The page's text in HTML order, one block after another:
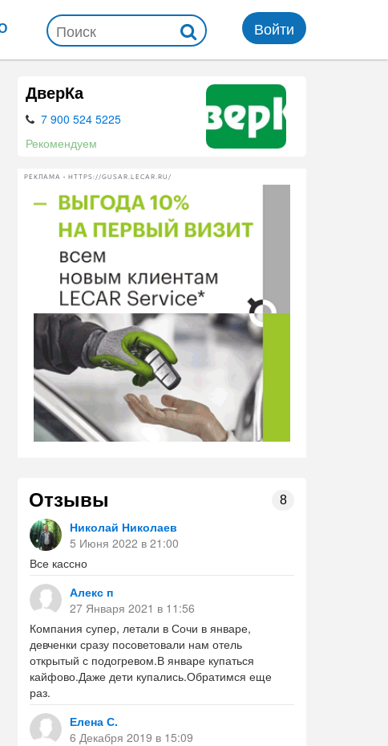
Войти
ДверКа
7 900 524 5225
Рекомендуем
РЕКЛАМА • HTTPS://GUSAR.LECAR.RU/
Отзывы 8
Николай Николаев
5 Июня 2022 в 21:00
Все кассно
Алекс п
27 Января 2021 в 11:56
Компания супер, летали в Сочи в январе,
девченки сразу посоветовали нам отель
открытый с подогревом.В январе купаться
кайфово.Даже дети купались.Обратимся еще
раз.
Елена С.
6 Декабря 2019 в 15:09